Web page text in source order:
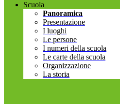
Scuola
Panoramica
Presentazione
I luoghi
Le persone
I numeri della scuola
Le carte della scuola
Organizzazione
La storia